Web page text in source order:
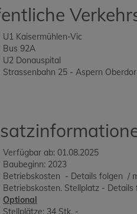
U1 Kaisermühlen-Vic
Bus 92A
U2 Donauspital
Strassenbahn 25 - Aspern
Verfügbar ab: 01.08.2025
Baubeginn: 2023
Betriebskosten - Details folgen /
Betriebskosten. Stellplatz - Details
Optional